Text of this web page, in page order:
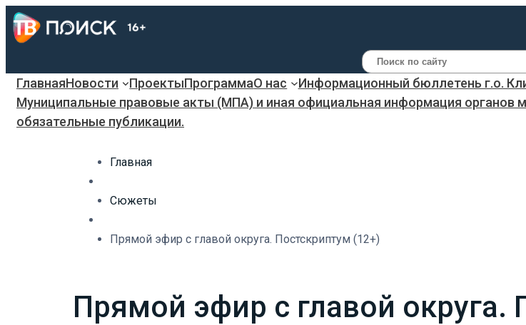
Поиск
ГлавнаяНовости ПроектыПрограммаО нас
Информационный бюллетень г.о.
Муниципальные правовые акты (МПА) и иная официальная информация органов
обязательные публикации.
Главная
Сюжеты
Прямой эфир с главой округа. Постскриптум (12+)
Прямой эфир с главой округа.